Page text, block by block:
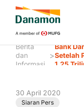
Berita
dan
Informasi
>
Bank
Setelah
1,25
30 April 2020
Siaran Pers